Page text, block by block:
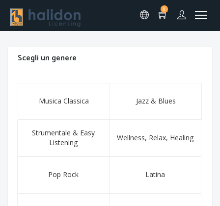
0
Scegli un genere
Musica Classica Jazz & Blues
Strumentale & Easy
Listening
Wellness, Relax, Healing
Pop Rock Latina